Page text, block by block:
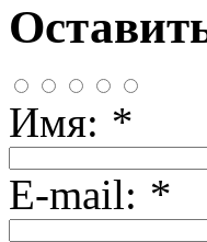
Имя: *
E-mail: *